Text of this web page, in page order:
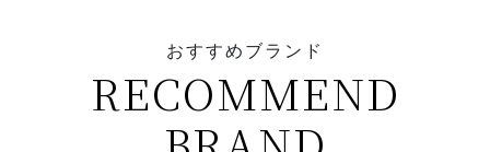
おすすめブランド
RECOMMEND